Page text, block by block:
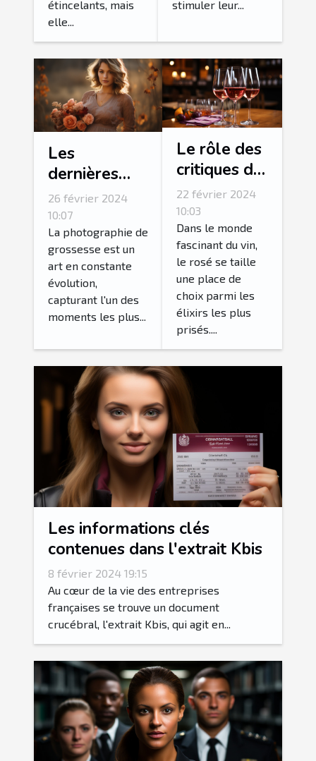
étincelants, mais
elle...
stimuler leur...
Les
dernières
tendances en
matière de
photographie
de grossesse
26 février 2024
10:07
La photographie de
grossesse est un
art en constante
évolution,
capturant l'un des
moments les plus...
Le rôle des
critiques de
vin dans la
valorisation
du rosé
22 février 2024
10:03
Dans le monde
fascinant du vin,
le rosé se taille
une place de
choix parmi les
élixirs les plus
prisés....
Les informations clés
contenues dans l'extrait Kbis
8 février 2024 19:15
Au cœur de la vie des entreprises
françaises se trouve un document
crucébral, l'extrait Kbis, qui agit en...